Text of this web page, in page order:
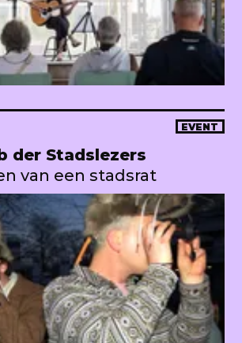
EVENT
der Stadslezers
van een stadsrat